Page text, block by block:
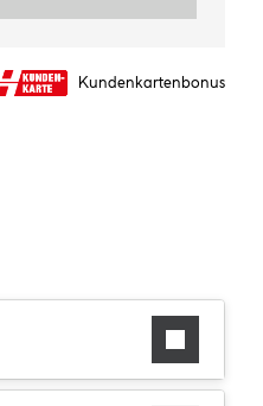
Kundenkartenbonus